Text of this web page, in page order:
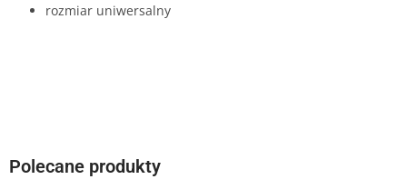
rozmiar uniwersalny
Polecane produkty